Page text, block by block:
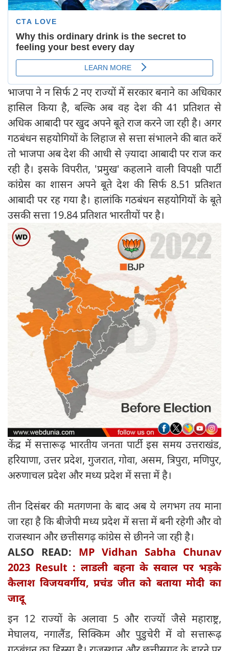
भाजपा ने न सिर्फ 2 नए राज्यों में सरकार बनाने का अधिकार
हासिल किया है, बल्कि अब वह देश की 41 प्रतिशत से
अधिक आबादी पर खुद अपने बूते राज करने जा रही है। अगर
गठबंधन सहयोगियों के लिहाज से सत्ता संभालने की बात करें
तो भाजपा अब देश की आधी से ज़्यादा आबादी पर राज कर
रही है। इसके विपरीत, 'प्रमुख' कहलाने वाली विपक्षी पार्टी
कांग्रेस का शासन अपने बूते देश की सिर्फ 8.51 प्रतिशत
आबादी पर रह गया है। हालांकि गठबंधन सहयोगियों के बूते
उसकी सत्ता 19.84 प्रतिशत भारतीयों पर है।
केंद्र में सत्तारूढ़ भारतीय जनता पार्टी इस समय उत्तराखंड,
हरियाणा, उत्तर प्रदेश, गुजरात, गोवा, असम, त्रिपुरा, मणिपुर,
अरुणाचल प्रदेश और मध्य प्रदेश में सत्ता में है।
तीन दिसंबर की मतगणना के बाद अब ये लगभग तय माना
जा रहा है कि बीजेपी मध्य प्रदेश में सत्ता में बनी रहेगी और वो
राजस्थान और छत्तीसगढ़ कांग्रेस से छीनने जा रही है।
ALSO READ: MP Vidhan Sabha Chunav
2023 Result : लाडली बहना के सवाल पर भड़के
कैलाश‍ विजयवर्गीय, प्रचंड जीत को बताया मोदी का
जादू
इन 12 राज्यों के अलावा 5 और राज्यों जैसे महाराष्ट्र,
मेघालय, नगालैंड, सिक्किम और पुडुचेरी में वो सत्तारूढ़